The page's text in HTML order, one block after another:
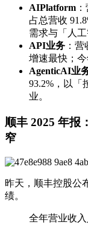
AIPlatform
占总营收
需求与「人
API业务 ：
增速最快；今
AgenticAI业
93.2%，以「
业。
顺丰 2025 年报
窄
昨天，顺丰控股公
绩。
全年营业收